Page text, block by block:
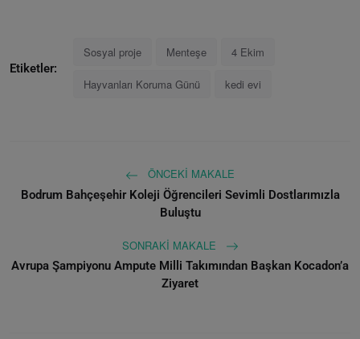
Etiketler:
Sosyal proje Menteşe 4 Ekim
Hayvanları Koruma Günü kedi evi
ÖNCEKI MAKALE
Bodrum Bahçeşehir Koleji Öğrencileri Sevimli Dostlarımızla
Buluştu
SONRAKI MAKALE
Avrupa Şampiyonu Ampute Milli Takımından Başkan Kocadon’a
Ziyaret